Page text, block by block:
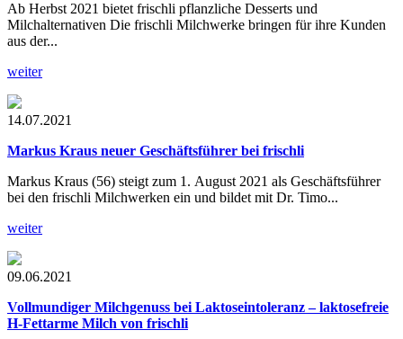
Ab Herbst 2021 bietet frischli pflanzliche Desserts und
Milchalternativen Die frischli Milchwerke bringen für ihre Kunden
aus der...
weiter
14.07.2021
Markus Kraus neuer Geschäftsführer bei frischli
Markus Kraus (56) steigt zum 1. August 2021 als Geschäftsführer
bei den frischli Milchwerken ein und bildet mit Dr. Timo...
weiter
09.06.2021
Vollmundiger Milchgenuss bei Laktoseintoleranz – laktosefreie
H-Fettarme Milch von frischli